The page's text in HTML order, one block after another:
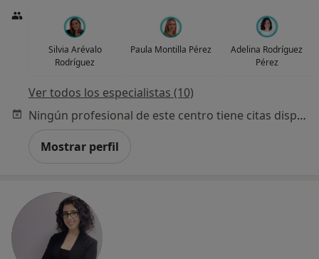
Silvia Arévalo
Rodríguez
Paula Montilla Pérez
Adelina Rodríguez
Pérez
Ver todos los especialistas (10)
Ningún profesional de este centro tiene citas disponibles
Mostrar perfil